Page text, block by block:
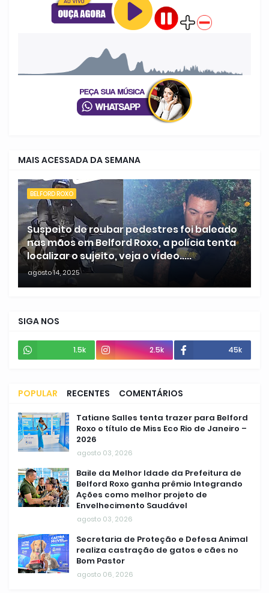
MAIS ACESSADA DA SEMANA
BELFORD ROXO
Suspeito de roubar pedestres foi baleado
nas mãos em Belford Roxo, a polícia tenta
localizar o sujeito, veja o vídeo.....
agosto 14, 2025
SIGA NOS
1.5k 2.5k 45k
POPULAR RECENTES COMENTÁRIOS
Tatiane Salles tenta trazer para Belford
Roxo o título de Miss Eco Rio de Janeiro –
2026
agosto 03, 2026
Baile da Melhor Idade da Prefeitura de
Belford Roxo ganha prêmio Integrando
Ações como melhor projeto de
Envelhecimento Saudável
agosto 03, 2026
Secretaria de Proteção e Defesa Animal
realiza castração de gatos e cães no
Bom Pastor
agosto 06, 2026